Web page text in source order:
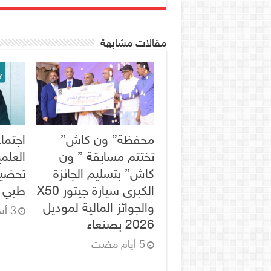
مقالات مشابهة
محفظة” ون كاش”
تختتم مسابقة ” ون
كاش” بتسليم الجائزة
الكبرى سيارة جيتور X50
والجوائز المالية لموديل
2026 بصنعاء
طبي